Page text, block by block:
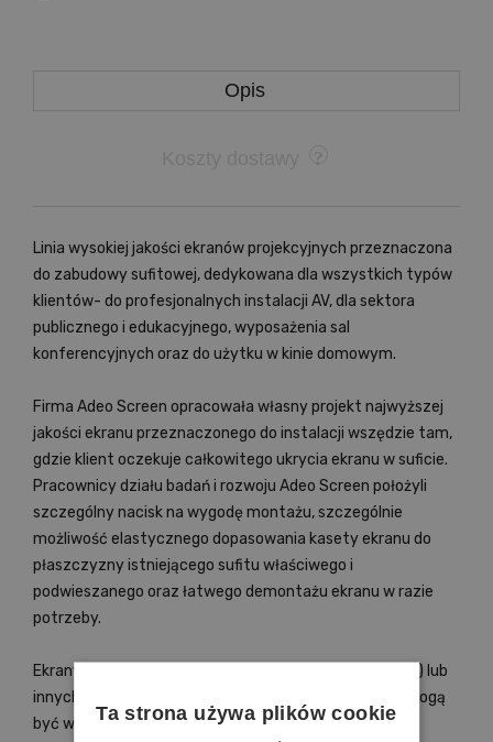
Opis
Linia wysokiej jakości ekranów projekcyjnych przeznaczona
do zabudowy sufitowej, dedykowana dla wszystkich typów
klientów- do profesjonalnych instalacji AV, dla sektora
publicznego i edukacyjnego, wyposażenia sal
konferencyjnych oraz do użytku w kinie domowym.
Firma Adeo Screen opracowała własny projekt najwyższej
jakości ekranu przeznaczonego do instalacji wszędzie tam,
gdzie klient oczekuje całkowitego ukrycia ekranu w suficie.
Pracownicy działu badań i rozwoju Adeo Screen położyli
szczególny nacisk na wygodę montażu, szczególnie
możliwość elastycznego dopasowania kasety ekranu do
płaszczyzny istniejącego sufitu właściwego i
podwieszanego oraz łatwego demontażu ekranu w razie
potrzeby.
Ekrany Incell dostępne są w formatach 4:3, 16:9 (16:10) lub
innych nie przekraczjących 1:1 (na zamówienie) oraz mogą
być wyposażone w różne materiały projekcyjne, w
Ta strona używa plików cookie